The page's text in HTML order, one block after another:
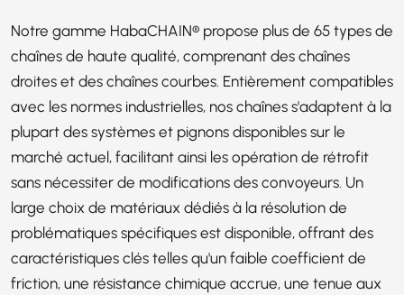
Notre gamme HabaCHAIN® propose plus de 65 types de
chaînes de haute qualité, comprenant des chaînes
droites et des chaînes courbes. Entièrement compatibles
avec les normes industrielles, nos chaînes s'adaptent à la
plupart des systèmes et pignons disponibles sur le
marché actuel, facilitant ainsi les opération de rétrofit
sans nécessiter de modifications des convoyeurs. Un
large choix de matériaux dédiés à la résolution de
problématiques spécifiques est disponible, offrant des
caractéristiques clés telles qu'un faible coefficient de
friction, une résistance chimique accrue, une tenue aux